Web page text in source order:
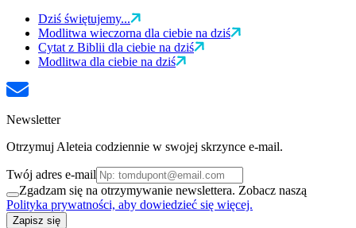
Dziś świętujemy...
Modlitwa wieczorna dla ciebie na dziś
Cytat z Biblii dla ciebie na dziś
Modlitwa dla ciebie na dziś
Newsletter
Otrzymuj Aleteia codziennie w swojej skrzynce e-mail.
Twój adres e-mail
Zgadzam się na otrzymywanie newslettera. Zobacz naszą
Polityka prywatności, aby dowiedzieć się więcej.
Zapisz się